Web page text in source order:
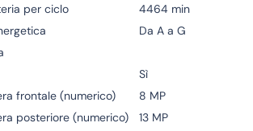
per ciclo
4464 min
Da A a G
Sì
frontale (numerico)
8 MP
posteriore (numerico)
13 MP